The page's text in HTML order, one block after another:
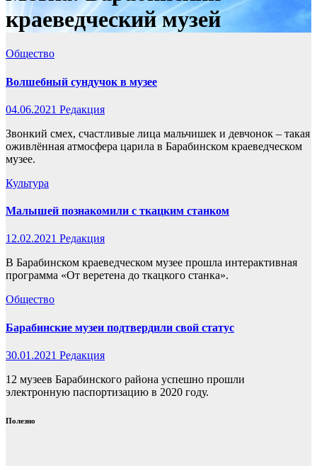
краеведческий музей
Общество
Волшебный сундучок в музее
04.06.2021 Редакция
Звонкий смех, счастливые лица мальчишек и девчонок – такая
оживлённая атмосфера царила в Барабинском краеведческом
музее.
Культура
Малышей познакомили с ткацким станком
12.02.2021 Редакция
В Барабинском краеведческом музее прошла интерактивная
программа «От веретена до ткацкого станка».
Общество
Барабинские музеи подтвердили свой статус
30.01.2021 Редакция
12 музеев Барабинского района успешно прошли
электронную паспортизацию в 2020 году.
Полезно